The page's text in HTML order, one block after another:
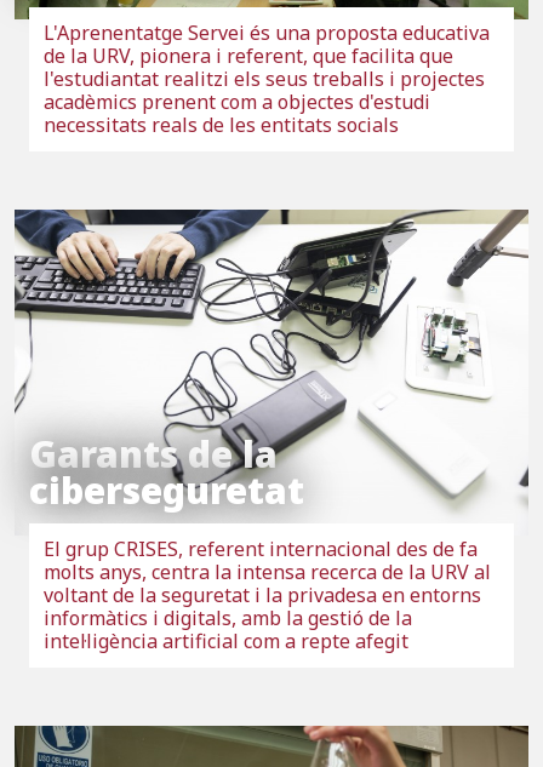
L'Aprenentatge Servei és una proposta educativa
de la URV, pionera i referent, que facilita que
l'estudiantat realitzi els seus treballs i projectes
acadèmics prenent com a objectes d'estudi
necessitats reals de les entitats socials
Garants de la
ciberseguretat
El grup CRISES, referent internacional des de fa
molts anys, centra la intensa recerca de la URV al
voltant de la seguretat i la privadesa en entorns
informàtics i digitals, amb la gestió de la
intel·ligència artificial com a repte afegit